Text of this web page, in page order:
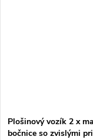
Plošinový vozík 2 x
bočnice so zvislými